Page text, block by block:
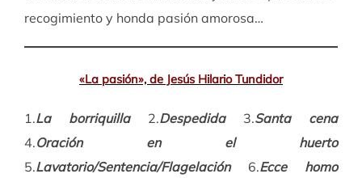
recogimiento y honda pasión amorosa…
«La pasión», de Jesús Hilario Tundidor
1.La borriquilla2.Despedida3.Santa cena
4.Oración en el huerto
5.Lavatorio/Sentencia/Flagelación6.Ecce homo